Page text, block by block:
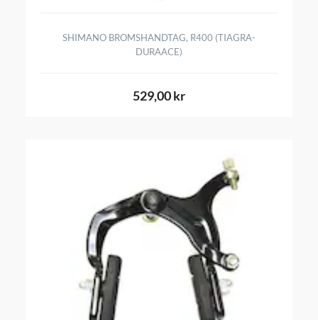
SHIMANO BROMSHANDTAG, R400 (TIAGRA-
DURAACE)
529,00 kr